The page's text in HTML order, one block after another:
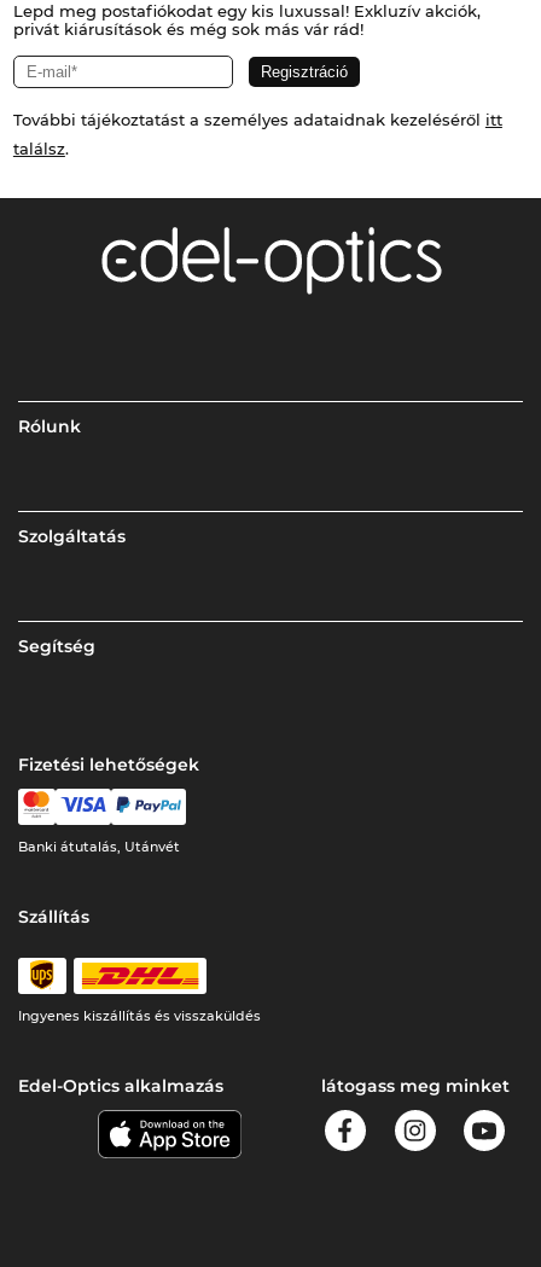
Lepd meg postafiókodat egy kis luxussal! Exkluzív akciók,
privát kiárusítások és még sok más vár rád!
További tájékoztatást a személyes adataidnak kezeléséről itt
találsz.
Rólunk
Szolgáltatás
Segítség
Fizetési lehetőségek
Banki átutalás, Utánvét
Szállítás
Ingyenes kiszállítás és visszaküldés
Edel-Optics alkalmazás látogass meg minket